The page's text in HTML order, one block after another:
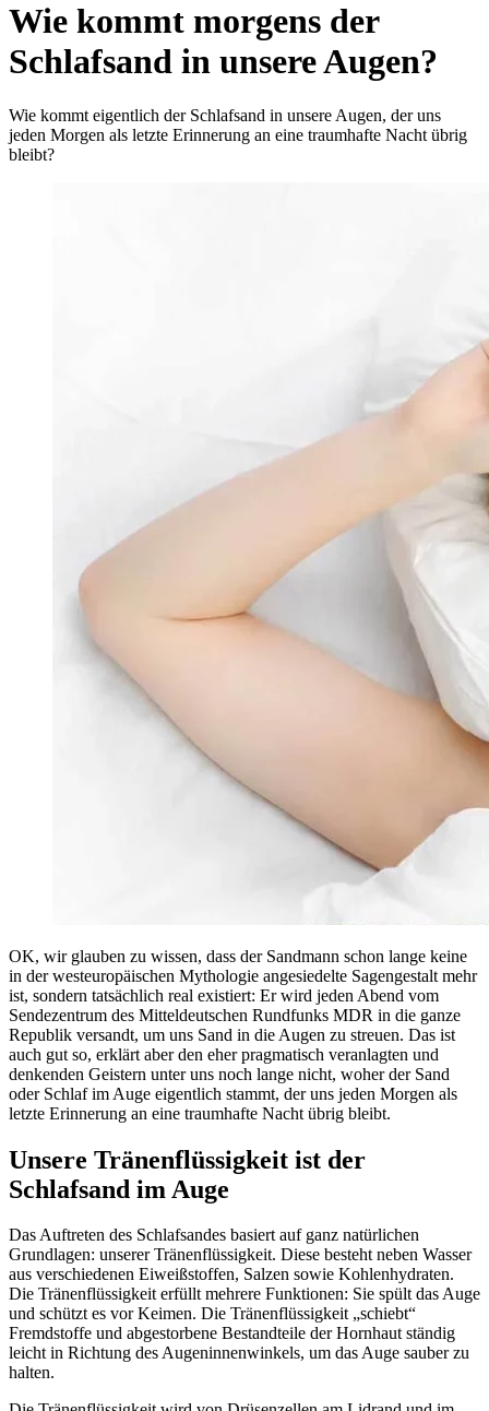
Wie kommt morgens der
Schlafsand in unsere Augen?
Wie kommt eigentlich der Schlafsand in unsere Augen, der uns
jeden Morgen als letzte Erinnerung an eine traumhafte Nacht übrig
bleibt?
OK, wir glauben zu wissen, dass der Sandmann schon lange keine
in der westeuropäischen Mythologie angesiedelte Sagengestalt mehr
ist, sondern tatsächlich real existiert: Er wird jeden Abend vom
Sendezentrum des Mitteldeutschen Rundfunks MDR in die ganze
Republik versandt, um uns Sand in die Augen zu streuen. Das ist
auch gut so, erklärt aber den eher pragmatisch veranlagten und
denkenden Geistern unter uns noch lange nicht, woher der Sand
oder Schlaf im Auge eigentlich stammt, der uns jeden Morgen als
letzte Erinnerung an eine traumhafte Nacht übrig bleibt.
Unsere Tränenflüssigkeit ist der
Schlafsand im Auge
Das Auftreten des Schlafsandes basiert auf ganz natürlichen
Grundlagen: unserer Tränenflüssigkeit. Diese besteht neben Wasser
aus verschiedenen Eiweißstoffen, Salzen sowie Kohlenhydraten.
Die Tränenflüssigkeit erfüllt mehrere Funktionen: Sie spült das Auge
und schützt es vor Keimen. Die Tränenflüssigkeit „schiebt“
Fremdstoffe und abgestorbene Bestandteile der Hornhaut ständig
leicht in Richtung des Augeninnenwinkels, um das Auge sauber zu
halten.